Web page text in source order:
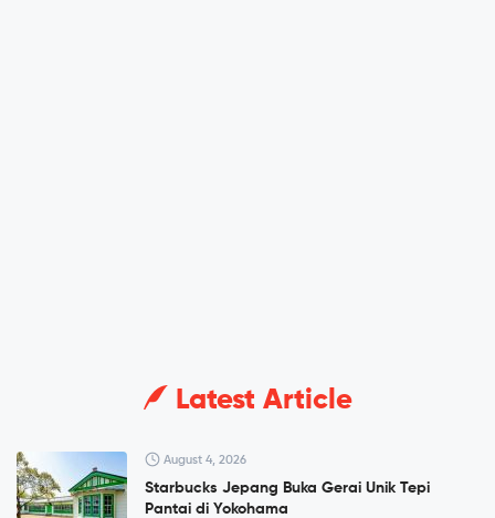
Latest Article
August 4, 2026
Starbucks Jepang Buka Gerai Unik Tepi
Pantai di Yokohama